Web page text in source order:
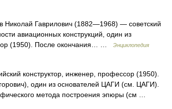
Николай Гаврилович (1882—1968) — советский
авиационных конструкций, один из
(1950). После окончания… …
Энциклопедия
конструктор, инженер, профессор (1950).
один из основателей ЦАГИ (см. ЦАГИ).
метода построения эпюры (см …